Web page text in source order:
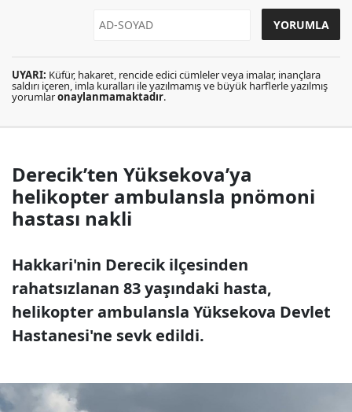
UYARI: Küfür, hakaret, rencide edici cümleler veya imalar, inançlara
saldırı içeren, imla kuralları ile yazılmamış ve büyük harflerle yazılmış
yorumlaronaylanmamaktadır.
Derecik’ten Yüksekova’ya
helikopter ambulansla pnömoni
hastası nakli
Hakkari'nin Derecik ilçesinden
rahatsızlanan 83 yaşındaki hasta,
helikopter ambulansla Yüksekova Devlet
Hastanesi'ne sevk edildi.